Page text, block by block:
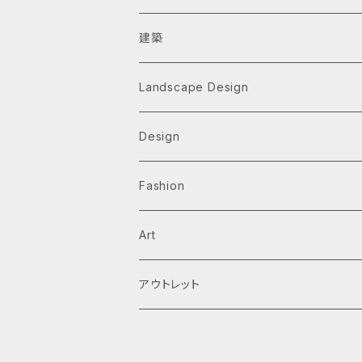
建築
Architecture Monographs
Alvar Aalto
Arne Jacobsen
History & Reference
Av Monographs
C3 magazine
El Croquis
Landscape Design
Design
Graphic
Logo
Typography
Products
家具
Fashion
Art
アウトレット